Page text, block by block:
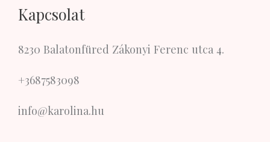
Kapcsolat
8230 Balatonfüred Zákonyi Ferenc utca 4.
+3687583098
info@karolina.hu